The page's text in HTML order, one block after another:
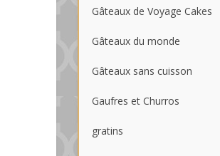
Gâteaux de Voyage Cakes
Gâteaux du monde
Gâteaux sans cuisson
Gaufres et Churros
gratins